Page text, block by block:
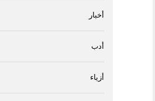
أخبار
أدب
أزياء